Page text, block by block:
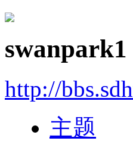
swanpark1
http://
主题